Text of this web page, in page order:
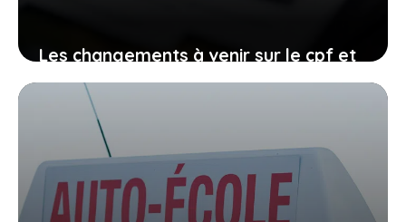
Les changements à venir sur le cpf et
le permis de conduire, comment vous
organiser avant qu’il ne soit trop tard
27 janvier 2026